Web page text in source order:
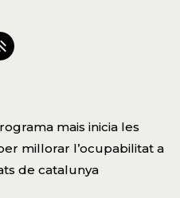
mais inicia les
millorar l’ocupabilitat a
de catalunya